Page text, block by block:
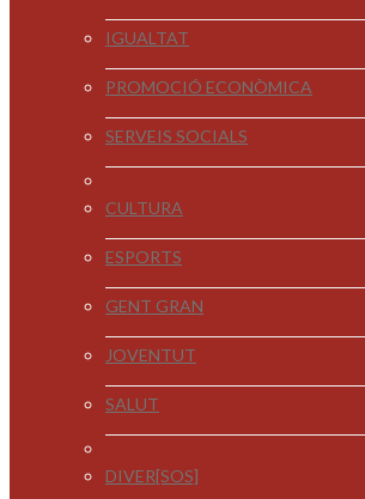
IGUALTAT
PROMOCIÓ ECONÒMICA
SERVEIS SOCIALS
CULTURA
ESPORTS
GENT GRAN
JOVENTUT
SALUT
DIVER[SOS]